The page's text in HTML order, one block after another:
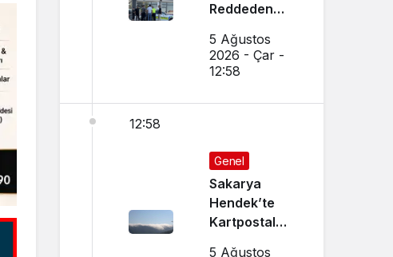
Reddeden
Sürücüye 390
Bin TL Ceza
5 Ağustos
2026 - Çar -
12:58
12:58
Genel
Sakarya
Hendek’te
Kartpostal
5 Ağustos